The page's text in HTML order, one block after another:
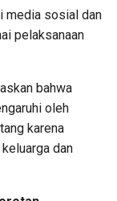
media sosial dan
pelaksanaan
bahwa
oleh
karena
dan